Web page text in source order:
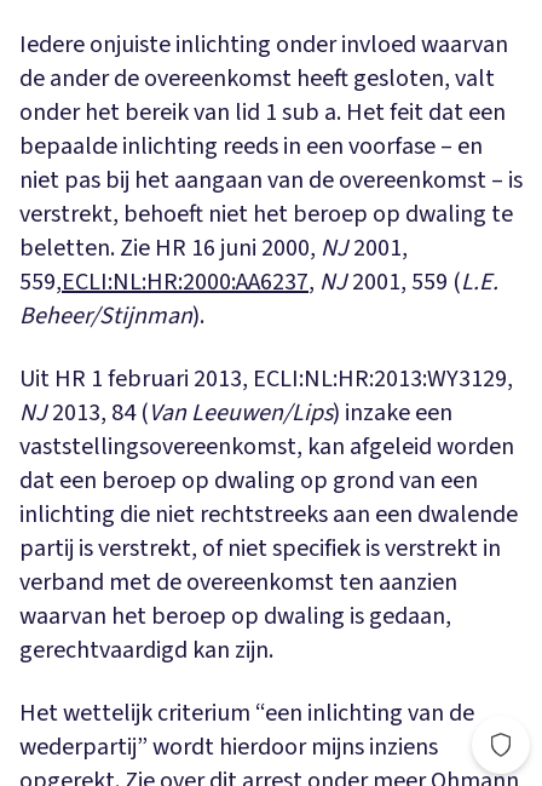
Iedere onjuiste inlichting onder invloed waarvan
de ander de overeenkomst heeft gesloten, valt
onder het bereik van lid 1 sub a. Het feit dat een
bepaalde inlichting reeds in een voorfase – en
niet pas bij het aangaan van de overeenkomst – is
verstrekt, behoeft niet het beroep op dwaling te
beletten. Zie HR 16 juni 2000, NJ2001,
559,ECLI:NL:HR:2000:AA6237, NJ2001, 559 (L.E.
Beheer/Stijnman).
Uit HR 1 februari 2013, ECLI:NL:HR:2013:WY3129,
NJ2013, 84 (Van Leeuwen/Lips) inzake een
vaststellingsovereenkomst, kan afgeleid worden
dat een beroep op dwaling op grond van een
inlichting die niet rechtstreeks aan een dwalende
partij is verstrekt, of niet specifiek is verstrekt in
verband met de overeenkomst ten aanzien
waarvan het beroep op dwaling is gedaan,
gerechtvaardigd kan zijn.
Het wettelijk criterium “een inlichting van de
wederpartij” wordt hierdoor mijns inziens